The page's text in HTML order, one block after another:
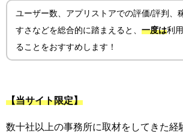
ユーザー数、アプリストアでの評価/評判、
すさ などを総合的に踏まえると、一度は利
ることをおすすめします！
【当サイト限定】
数十社以上の事務所に取材をしてきた経